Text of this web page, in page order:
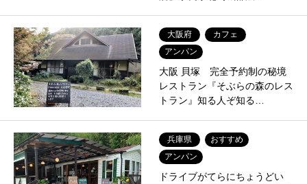
大阪府
カフェ
アンパン
大阪 貝塚 完全予約制の秘境
レストラン『そぶらの森のレス
トラン』知る人ぞ知る…
兵庫県
おすすめ
アンパン
ドライブがてらにちょうどい